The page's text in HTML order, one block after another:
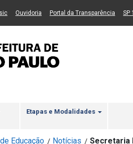
para menu principal 2 Ir para busca Ir
(Link para um novo sítio)
Ouvidoria (Link para um novo sítio)
Portal da Transparência (Link
SP
Etapas e Modalidades
Educação / Notícias / Secretaria